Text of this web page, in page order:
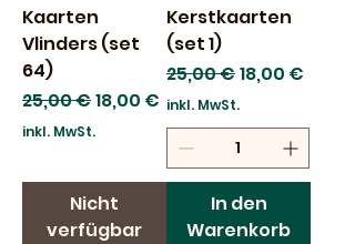
Kaarten
Vlinders (set
64)
Standardpreis
25,00 €Sale-Preis
18,00 €
inkl. MwSt.
Nicht
verfügbar
Kerstkaarten
(set 1)
Standardpreis
25,00 €Sale-Preis
18,00 €
inkl. MwSt.
In den
Warenkorb